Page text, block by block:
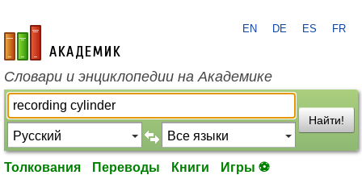
academic.ru
EN DE ES FR
Словари и энциклопедии на Академике
Найти!
Толкования Переводы Книги Игры ⚽